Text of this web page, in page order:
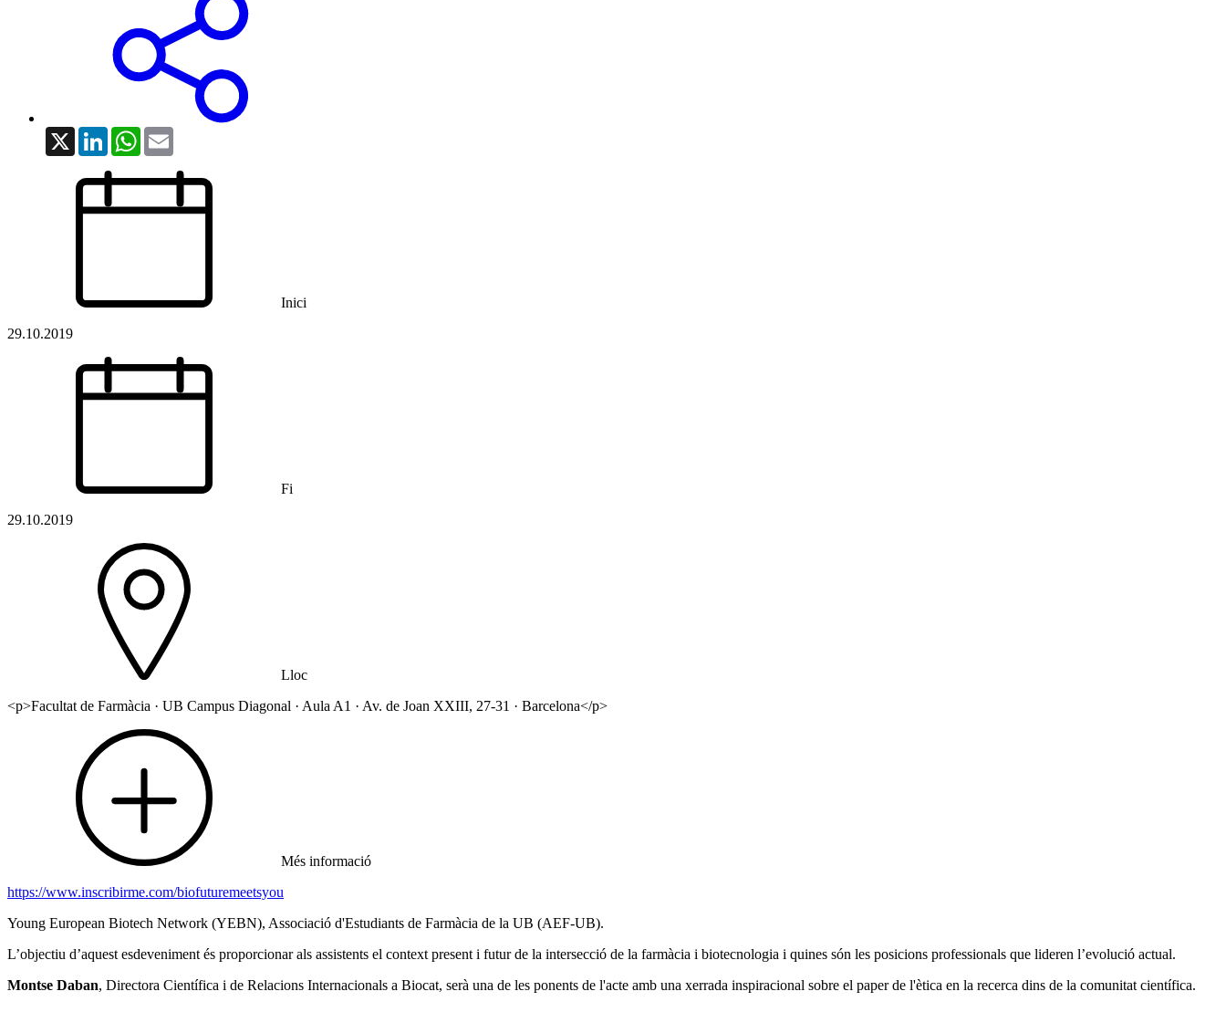
X LinkedInWhatsApp
Inici
29.10.2019
Fi
29.10.2019
Lloc
<p>Facultat de Farmàcia · UB Campus Diagonal · Aula A1 · Av. de Joan XXIII, 27-31 · Barcelona</p>
Més informació
https://www.inscribirme.com/biofuturemeetsyou
Young European Biotech Network (YEBN), Associació d'Estudiants de Farmàcia de la UB (AEF-UB).
L’objectiu d’aquest esdeveniment és proporcionar als assistents el context present i futur de la intersecció de la farmàcia i biotecnologia i quines són les posicions professionals que lideren l’evolució actual.
Montse Daban, Directora Científica i de Relacions Internacionals a Biocat, serà una de les ponents de l'acte amb una xerrada inspiracional sobre el paper de l'ètica en la recerca dins de la comunitat científica.